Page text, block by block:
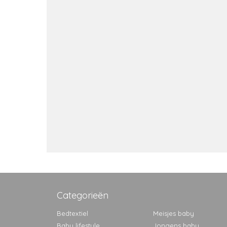
Categorieën
Bedtextiel
Meisjes baby